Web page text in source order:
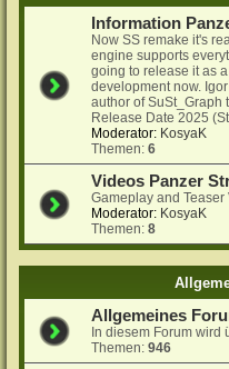
Information
Now SS remake it's
engine supports
going to release it as
development now.
author of SuSt_Graph
Release Date 2025
Moderator: KosyaK
Themen:6
Videos Panzer
Gameplay and Teaser
Moderator: KosyaK
Themen:8
Allgemeines
In diesem Forum
Themen:946